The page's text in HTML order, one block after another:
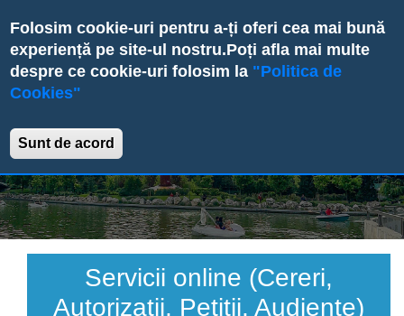
Folosim cookie-uri pentru a-ți oferi cea mai bună
experiență pe site-ul nostru.Poți afla mai multe
despre ce cookie-uri folosim la "Politica de
Cookies"
Sunt de acord
to
main
content
Primăria Sectorului 6
Servicii online (Cereri,
Autorizații, Petiții, Audiențe)